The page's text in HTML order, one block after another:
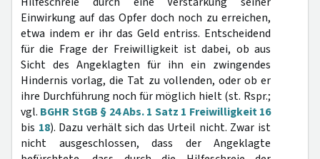
Einwirkung auf das Opfer doch noch zu erreichen,
etwa indem er ihr das Geld entriss. Entscheidend
für die Frage der Freiwilligkeit ist dabei, ob aus
Sicht des Angeklagten für ihn ein zwingendes
Hindernis vorlag, die Tat zu vollenden, oder ob er
ihre Durchführung noch für möglich hielt (st. Rspr.;
vgl. BGHR StGB § 24 Abs. 1 Satz 1 Freiwilligkeit 16
bis 18). Dazu verhält sich das Urteil nicht. Zwar ist
nicht ausgeschlossen, dass der Angeklagte